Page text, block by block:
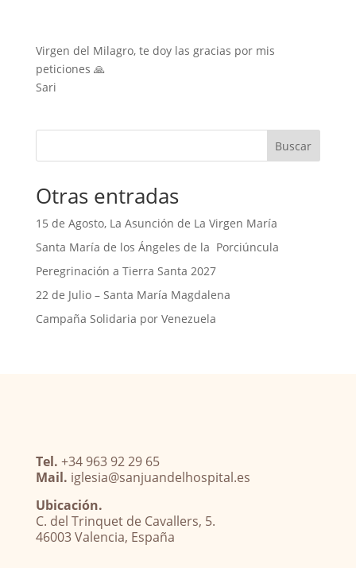
Virgen del Milagro, te doy las gracias por mis
peticiones 🙏
Sari
Buscar
Otras entradas
15 de Agosto, La Asunción de La Virgen María
Santa María de los Ángeles de la Porciúncula
Peregrinación a Tierra Santa 2027
22 de Julio – Santa María Magdalena
Campaña Solidaria por Venezuela
Tel. +34 963 92 29 65
Mail. iglesia@sanjuandelhospital.es
Ubicación.
C. del Trinquet de Cavallers, 5.
46003 Valencia, España